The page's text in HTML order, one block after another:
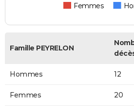
Femmes
Famille PEYRELON
Hommes 12
Femmes 20